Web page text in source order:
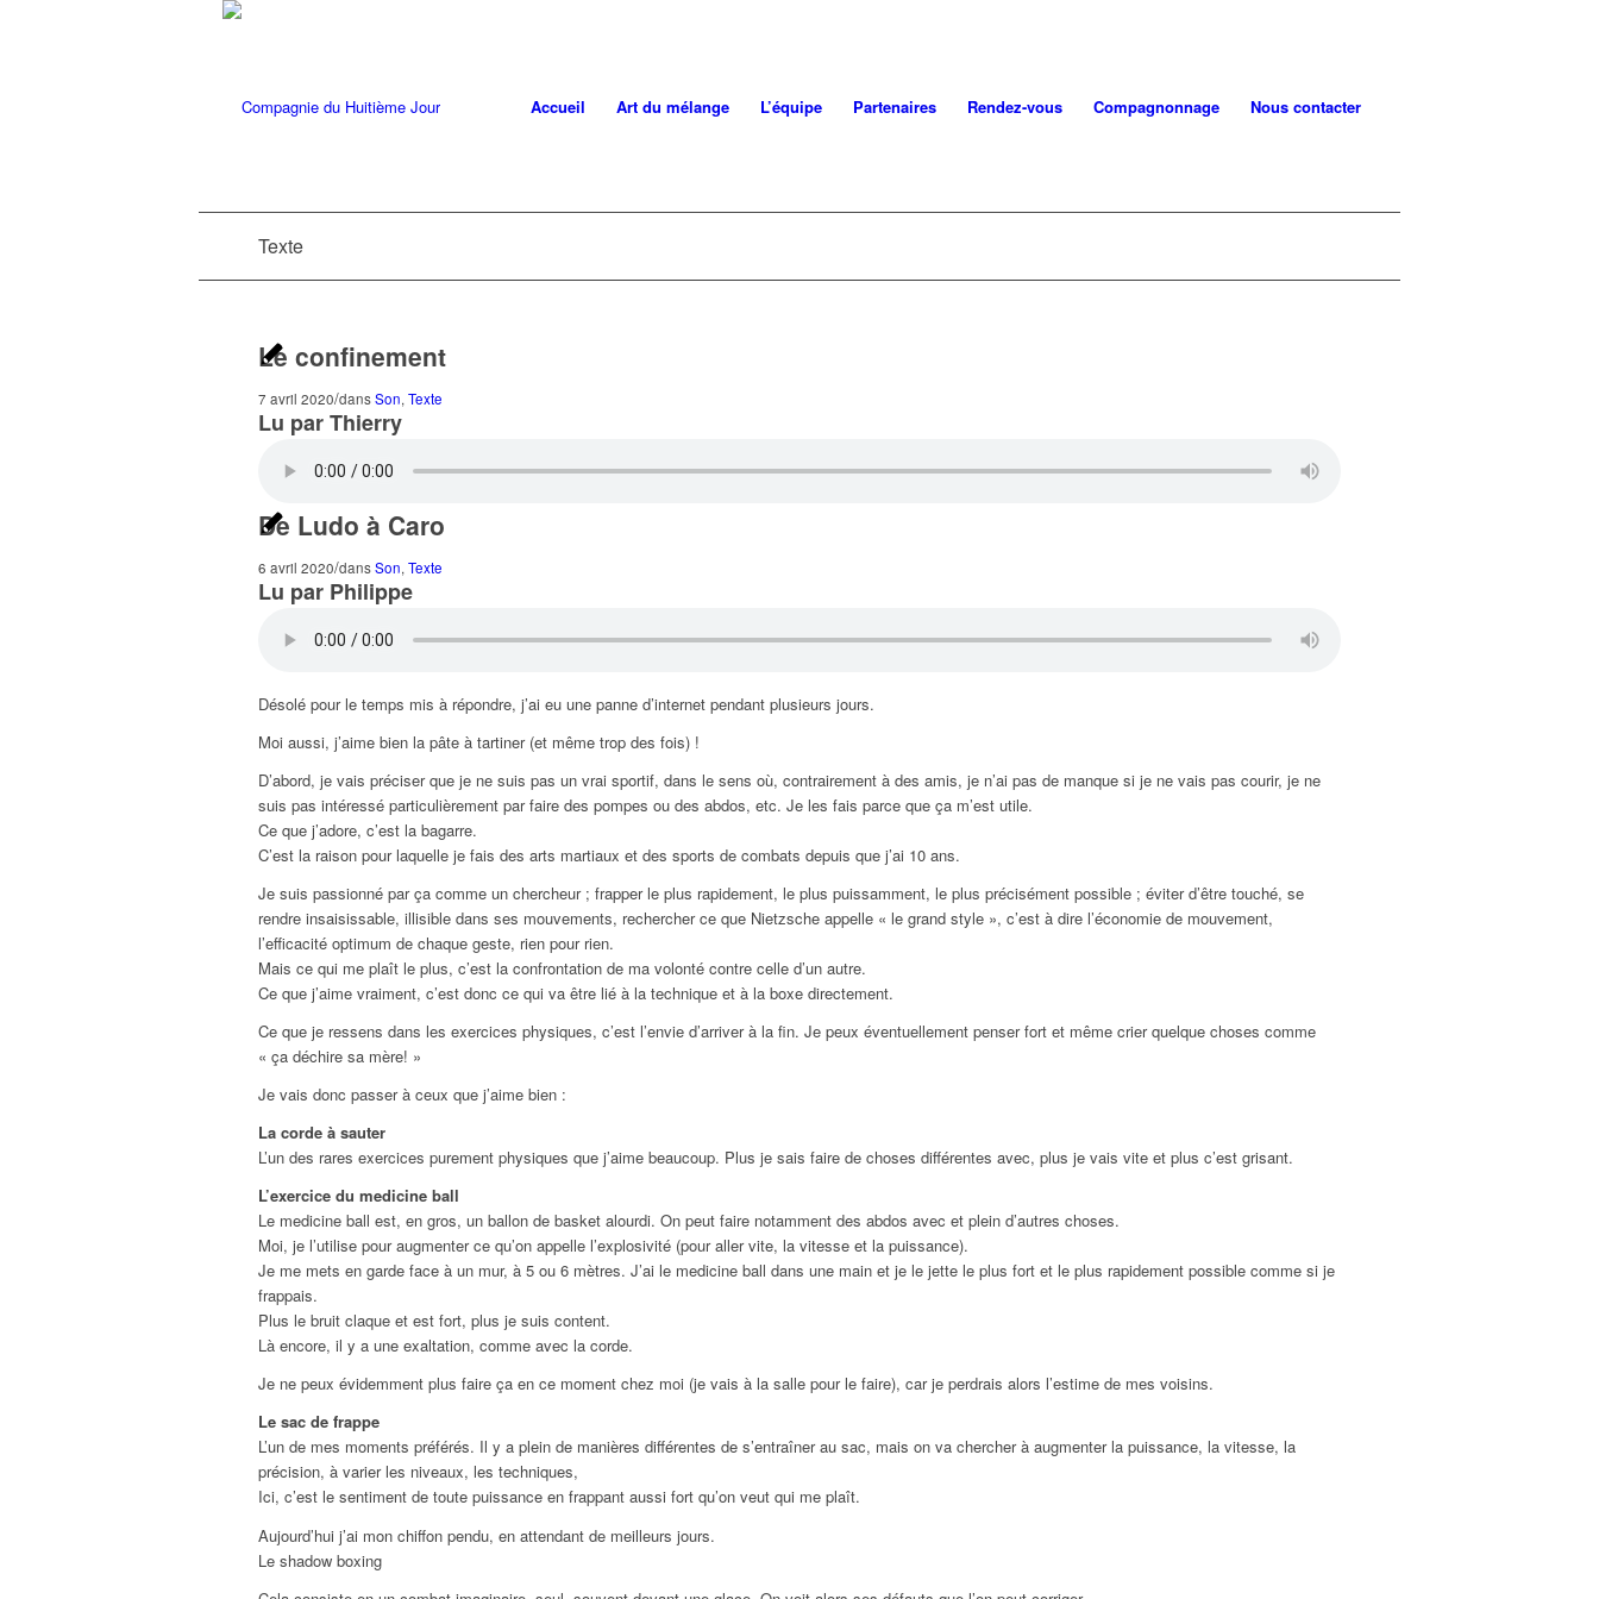
Accueil Art du mélange L’équipe Partenaires Rendez-vous Compagnonnage Nous contacter
Texte
Le confinement
7 avril 2020/dansSon, Texte
Lu par Thierry
De Ludo à Caro
6 avril 2020/dansSon, Texte
Lu par Philippe
Désolé pour le temps mis à répondre, j’ai eu une panne d’internet pendant plusieurs jours.
Moi aussi, j’aime bien la pâte à tartiner (et même trop des fois) !
D’abord, je vais préciser que je ne suis pas un vrai sportif, dans le sens où, contrairement à des amis, je n’ai pas de manque si je ne vais pas courir, je ne
suis pas intéressé particulièrement par faire des pompes ou des abdos, etc. Je les fais parce que ça m’est utile.
Ce que j’adore, c’est la bagarre.
C’est la raison pour laquelle je fais des arts martiaux et des sports de combats depuis que j’ai 10 ans.
Je suis passionné par ça comme un chercheur ; frapper le plus rapidement, le plus puissamment, le plus précisément possible ; éviter d’être touché, se
rendre insaisissable, illisible dans ses mouvements, rechercher ce que Nietzsche appelle « le grand style », c’est à dire l’économie de mouvement,
l’efficacité optimum de chaque geste, rien pour rien.
Mais ce qui me plaît le plus, c’est la confrontation de ma volonté contre celle d’un autre.
Ce que j’aime vraiment, c’est donc ce qui va être lié à la technique et à la boxe directement.
Ce que je ressens dans les exercices physiques, c’est l’envie d’arriver à la fin. Je peux éventuellement penser fort et même crier quelque choses comme
« ça déchire sa mère! »
Je vais donc passer à ceux que j’aime bien :
La corde à sauter
L’un des rares exercices purement physiques que j’aime beaucoup. Plus je sais faire de choses différentes avec, plus je vais vite et plus c’est grisant.
L’exercice du medicine ball
Le medicine ball est, en gros, un ballon de basket alourdi. On peut faire notamment des abdos avec et plein d’autres choses.
Moi, je l’utilise pour augmenter ce qu’on appelle l’explosivité (pour aller vite, la vitesse et la puissance).
Je me mets en garde face à un mur, à 5 ou 6 mètres. J’ai le medicine ball dans une main et je le jette le plus fort et le plus rapidement possible comme si je
frappais.
Plus le bruit claque et est fort, plus je suis content.
Là encore, il y a une exaltation, comme avec la corde.
Je ne peux évidemment plus faire ça en ce moment chez moi (je vais à la salle pour le faire), car je perdrais alors l’estime de mes voisins.
Le sac de frappe
L’un de mes moments préférés. Il y a plein de manières différentes de s’entraîner au sac, mais on va chercher à augmenter la puissance, la vitesse, la
précision, à varier les niveaux, les techniques,
Ici, c’est le sentiment de toute puissance en frappant aussi fort qu’on veut qui me plaît.
Aujourd’hui j’ai mon chiffon pendu, en attendant de meilleurs jours.
Le shadow boxing